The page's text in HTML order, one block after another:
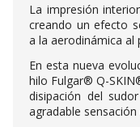
La impresión
creando un efecto
a la aerodinámica al
En esta nueva
hilo Fulgar® Q-
disipación del
agradable